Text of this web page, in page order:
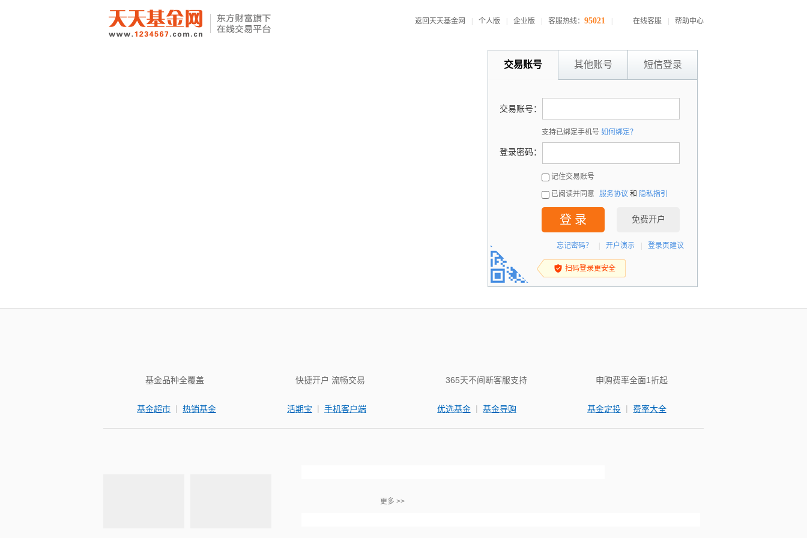
返回天天基金网 个人版 企业版 客服热线： 95021 在线客服 帮助中心
交易账号 其他账号 短信登录
交易账号：
支持已绑定手机号 如何绑定？
登录密码：
记住交易账号
已阅读并同意 服务协议 和 隐私指引
登 录 免费开户
忘记密码？ 开户演示 登录页建议
扫码登录更安全
基金品种全覆盖
基金超市 | 热销基金
快捷开户 流畅交易
活期宝 | 手机客户端
365天不间断客服支持
优选基金 | 基金导购
申购费率全面1折起
基金定投 | 费率大全
更多 >>